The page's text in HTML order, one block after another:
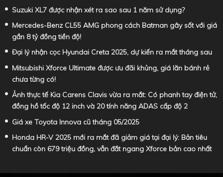
Suzuki XL7 được nhận xét ra sao sau 1 năm sử dụng?
Mercedes-Benz CL55 AMG phong cách Batman gây sốt với giá
gần 8 tỷ đồng tiền độ!
Đại lý nhận cọc Hyundai Creta 2025, dự kiến ra mắt tháng sau
Mitsubishi Xforce Ultimate được ưu đãi khủng, giá lăn bánh rẻ
chưa từng có!
Ảnh thực tế Kia Carens Clavis vừa ra mắt: Có phanh tay điện tử,
đồng hồ tốc độ 12 inch và 20 tính năng ADAS cấp độ 2
Giá xe Toyota Innova cũ tháng 05/2025
Honda HR-V 2025 mới ra mắt đã giảm giá tại đại lý: Bản tiêu
chuẩn còn 679 triệu đồng, vẫn đắt ngang Xforce bản cao nhất